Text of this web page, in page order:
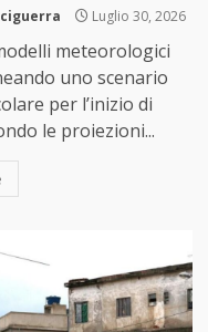
Luglio 30, 2026
meteorologici
uno scenario
per l’inizio di
le proiezioni...